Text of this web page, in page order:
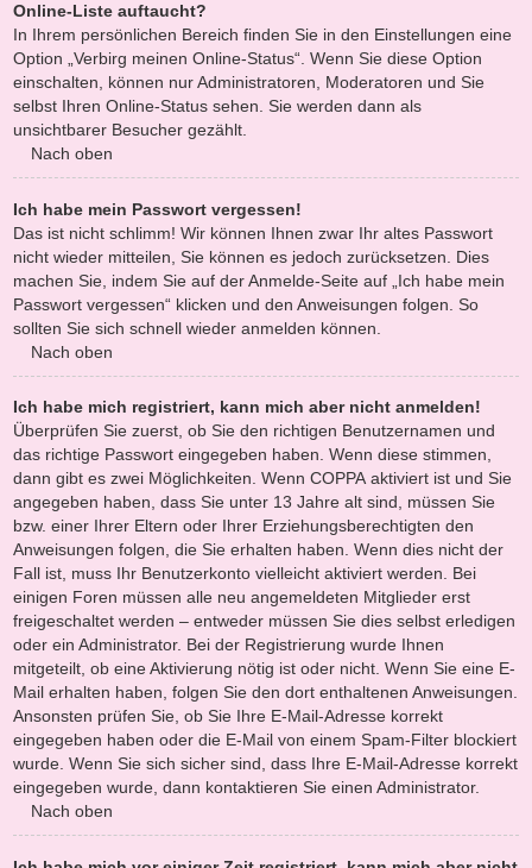
Online-Liste auftaucht?
In Ihrem persönlichen Bereich finden Sie in den Einstellungen eine
Option „Verbirg meinen Online-Status“. Wenn Sie diese Option
einschalten, können nur Administratoren, Moderatoren und Sie
selbst Ihren Online-Status sehen. Sie werden dann als
unsichtbarer Besucher gezählt.
Nach oben
Ich habe mein Passwort vergessen!
Das ist nicht schlimm! Wir können Ihnen zwar Ihr altes Passwort
nicht wieder mitteilen, Sie können es jedoch zurücksetzen. Dies
machen Sie, indem Sie auf der Anmelde-Seite auf „Ich habe mein
Passwort vergessen“ klicken und den Anweisungen folgen. So
sollten Sie sich schnell wieder anmelden können.
Nach oben
Ich habe mich registriert, kann mich aber nicht anmelden!
Überprüfen Sie zuerst, ob Sie den richtigen Benutzernamen und
das richtige Passwort eingegeben haben. Wenn diese stimmen,
dann gibt es zwei Möglichkeiten. Wenn COPPAaktiviert ist und Sie
angegeben haben, dass Sie unter 13 Jahre alt sind, müssen Sie
bzw. einer Ihrer Eltern oder Ihrer Erziehungsberechtigten den
Anweisungen folgen, die Sie erhalten haben. Wenn dies nicht der
Fall ist, muss Ihr Benutzerkonto vielleicht aktiviert werden. Bei
einigen Foren müssen alle neu angemeldeten Mitglieder erst
freigeschaltet werden – entweder müssen Sie dies selbst erledigen
oder ein Administrator. Bei der Registrierung wurde Ihnen
mitgeteilt, ob eine Aktivierung nötig ist oder nicht. Wenn Sie eine E-
Mail erhalten haben, folgen Sie den dort enthaltenen Anweisungen.
Ansonsten prüfen Sie, ob Sie Ihre E-Mail-Adresse korrekt
eingegeben haben oder die E-Mail von einem Spam-Filter blockiert
wurde. Wenn Sie sich sicher sind, dass Ihre E-Mail-Adresse korrekt
eingegeben wurde, dann kontaktieren Sie einen Administrator.
Nach oben